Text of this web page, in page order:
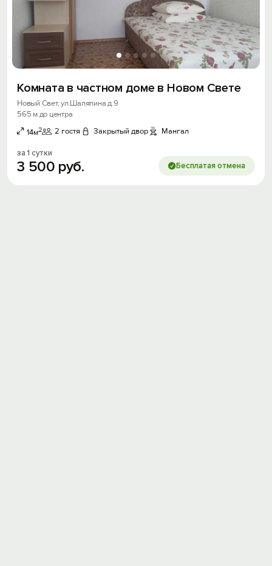
Комната в частном доме в Новом Свете
Новый Свет, ул.Шаляпина д.9
565 м до центра
14м2 2 гостя Закрытый двор Мангал
за 1 сутки
3 500 руб. Бесплатая отмена
Вход на сайт
Войти илиЗарегистрироваться